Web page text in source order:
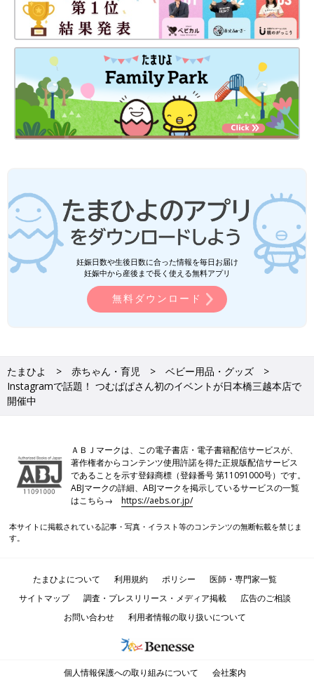
妊娠日数や生後日数に合った情報を毎日お届け
妊娠中から産後まで長く使える無料アプリ
無料ダウンロード
たまひよ 赤ちゃん・育児
ベビー用品・グッズ
Instagramで話題！ つむぱぱさん初のイベントが日本橋三越本店で
開催中
ＡＢＪマークは、この電子書店・電子書籍配信サービスが、
著作権者からコンテンツ使用許諾を得た正規版配信サービス
であることを示す登録商標（登録番号 第11091000号）です。
ABJマークの詳細、ABJマークを掲示しているサービスの一覧
はこちら→https://aebs.or.jp/
本サイトに掲載されている記事・写真・イラスト等のコンテンツの無断転載を禁じま
す。
たまひよについて 利用規約 ポリシー
医師・専門家一覧
サイトマップ
調査・プレスリリース・メディア掲載
広告のご相談
お問い合わせ
利用者情報の取り扱いについて
個人情報保護への取り組みについて 会社案内